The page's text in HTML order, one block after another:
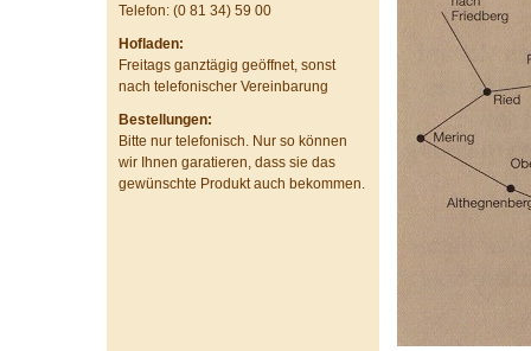
Telefon: (0 81 34) 59 00
Hofladen:
Freitags ganztägig geöffnet, sonst
nach telefonischer Vereinbarung
Bestellungen:
Bitte nur telefonisch. Nur so können
wir Ihnen garatieren, dass sie das
gewünschte Produkt auch bekommen.